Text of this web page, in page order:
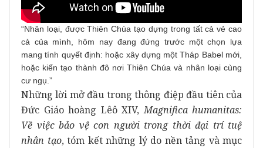
“Nhân loại, được Thiên Chúa tạo dựng trong tất cả vẻ cao
cả của mình, hôm nay đang đứng trước một chọn lựa
mang tính quyết định: hoặc xây dựng một Tháp Babel mới,
hoặc kiến tạo thành đô nơi Thiên Chúa và nhân loại cùng
cư ngụ.”
Những lời mở đầu trong thông điệp đầu tiên của
Đức Giáo hoàng Lêô XIV,Magnifica humanitas:
Về việc bảo vệ con người trong thời đại trí tuệ
nhân tạo, tóm kết những lý do nền tảng và mục